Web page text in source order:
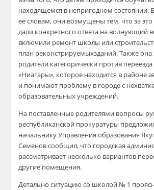
находящемся в непригодном состоянии.
ее словам, они возмущены тем, что за это
дали конкретного ответа на волнующий
включили ремонт школы или
план реконстрируемыхзданий. Также она
родители категорически против
«Ниагары», которое находится в районе
и понимают проблему в городе с
образовательных учреждений.
На поставленные родителями вопросы
республиканской прокуратуры
начальнику Управления образования
Семенов сообщил, что городская
рассматривает несколько вариантов пере
другие помещения.
Детально ситуацию со школой № 1